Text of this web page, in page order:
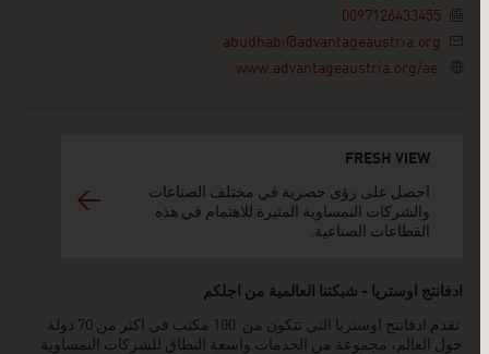
0097126433455
abudhabi@advantageaustria.org
www.advantageaustria.org/ae
FRESH VIEW
احصل على رؤى حصرية في مختلف الصناعات
والشركات النمساوية المثيرة للاهتمام في هذه
القطاعات الصناعية.
ادفانتج اوستريا - شبكتنا العالمية من اجلكم
تقدم ادفانتج اوستريا التي تتكون من 100 مكتب في اكثر من 70 دولة
حول العالم، مجموعة من الخدمات واسعة النطاق للشركات النمساوية